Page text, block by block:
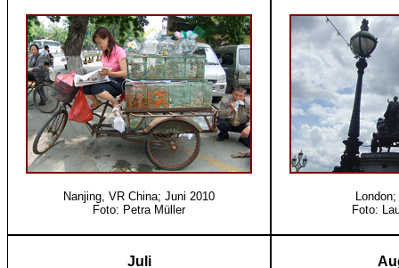
Nanjing, VR China; Juni 2010
Foto: Petra Müller
Foto:
Juli